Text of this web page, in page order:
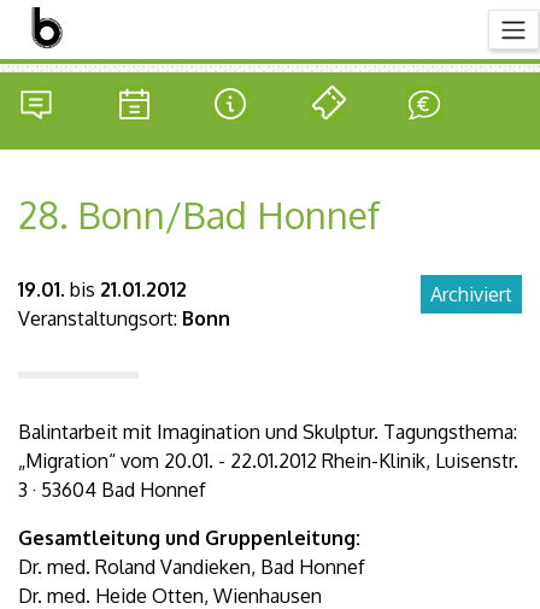
28. Bonn/Bad Honnef
Archiviert
19.01. bis 21.01.2012
Veranstaltungsort: Bonn
Balintarbeit mit Imagination und Skulptur. Tagungsthema:
„Migration“ vom 20.01. - 22.01.2012 Rhein-Klinik, Luisenstr.
3 · 53604 Bad Honnef
Gesamtleitung und Gruppenleitung:
Dr. med. Roland Vandieken, Bad Honnef
Dr. med. Heide Otten, Wienhausen